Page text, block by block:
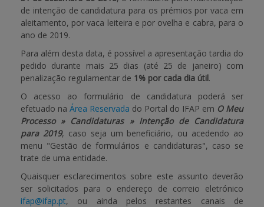
APOIO AO BENEFICIÁRIO
Entrar / Registar
de intenção de candidatura para os prémios por vaca em
aleitamento, por vaca leiteira e por ovelha e cabra, para o
ano de 2019.
Para além desta data, é possível a apresentação tardia do
pedido durante mais 25 dias (até 25 de janeiro) com
penalização regulamentar de 1% por cada dia útil.
O acesso ao formulário de candidatura poderá ser
efetuado na Área Reservada do Portal do IFAP em O Meu
Processo » Candidaturas » Intenção de Candidatura
para 2019, caso seja um beneficiário, ou acedendo ao
menu "Gestão de formulários e candidaturas", caso se
trate de uma entidade.
Quaisquer esclarecimentos sobre este assunto deverão
ser solicitados para o endereço de correio eletrónico
ifap@ifap.pt, ou ainda pelos restantes canais de